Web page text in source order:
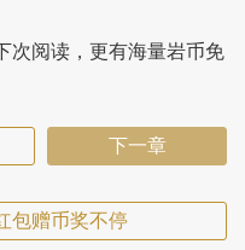
次阅读，更有海量岩币免
下一章
包赠币奖不停